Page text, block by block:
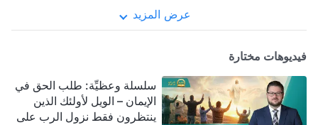
عرض المزيد
فيديوهات مختارة
سلسلة وعظيِّة: طلب الحق في
الإيمان – الويل لأولئك الذين
ينتظرون فقط نزول الرب على